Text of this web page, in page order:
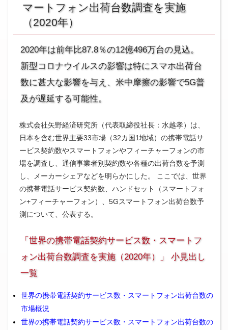
マートフォン出荷台数調査を実施
（2020年）
2020年は前年比87.8％の12億496万台の見込。
新型コロナウイルスの影響は特にスマホ出荷台
数に甚大な影響を与え、米中摩擦の影響で5G普
及が遅延する可能性。
株式会社矢野経済研究所（代表取締役社長：水越孝）は、
日本を含む世界主要33市場（32カ国1地域）の携帯電話サ
ービス契約数やスマートフォンやフィーチャーフォンの市
場を調査し、通信事業者別契約数や各種の出荷台数を予測
し、メーカーシェアなどを明らかにした。 ここでは、世界
の携帯電話サービス契約数、ハンドセット（スマートフォ
ン+フィーチャーフォン）、5Gスマートフォン出荷台数予
測について、公表する。
「世界の携帯電話契約サービス数・スマートフ
ォン出荷台数調査を実施（2020年）」 小見出し
一覧
世界の携帯電話契約サービス数・スマートフォン出荷台数の
市場概況
世界の携帯電話契約サービス数・スマートフォン出荷台数の